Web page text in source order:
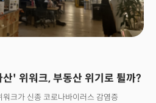
점을 경험하는 것이 중요하다는 판단이다.
' 위워크, 부동산 위기로 튈까?
크가 신종 코로나바이러스 감염증